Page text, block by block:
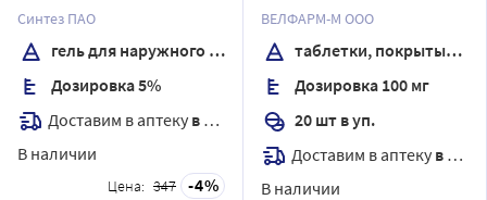
применения 30 гр
Синтез ПАО
гель для наружного применения
Дозировка 5%
Доставим в аптеку в течение 7 дней
В наличии
Цена: 347 4
покрытые пленочной
оболочкой
ВЕЛФАРМ-М ООО
таблетки, покрытые пленочной оболочкой
Дозировка 100 мг
20 шт в уп.
Доставим в аптеку в течение 7 дней
В наличии